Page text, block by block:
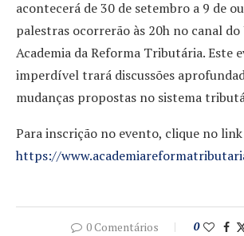
acontecerá de 30 de setembro a 9 de
palestras ocorrerão às 20h no canal do
Academia da Reforma Tributária. Este
imperdível trará discussões
mudanças propostas no sistema
Para inscrição no evento, clique no
https://
0 Comentários 0